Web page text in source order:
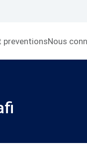
preventionsNous